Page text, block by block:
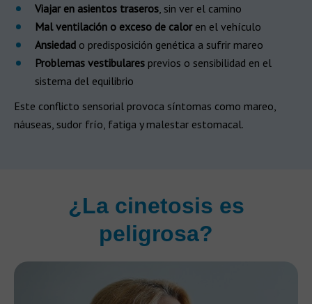
Viajar en asientos traseros, sin ver el camino
Mal ventilación o exceso de caloren el vehículo
Ansiedad o predisposición genética a sufrir mareo
Problemas vestibulares previos o sensibilidad en el
sistema del equilibrio
Este conflicto sensorial provoca síntomas como mareo,
náuseas, sudor frío, fatiga y malestar estomacal.
¿La cinetosis es
peligrosa?